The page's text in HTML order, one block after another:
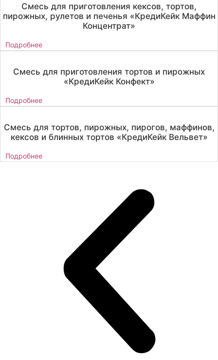
Смесь для приготовления кексов, тортов,
пирожных, рулетов и печенья «КредиКейк Маффин
Концентрат»
Подробнее
Смесь для приготовления тортов и пирожных
«КредиКейк Конфект»
Подробнее
Смесь для тортов, пирожных, пирогов, маффинов,
кексов и блинных тортов «КредиКейк Вельвет»
Подробнее